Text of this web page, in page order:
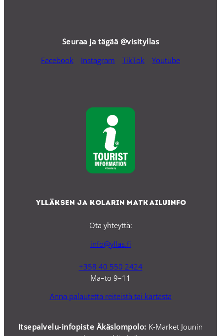
Seuraa ja tägää @visityllas
Facebook
Instagram TikTok Youtube
Ylläksen ja Kolarin matkailuinfo
Ota yhteyttä:
info@yllas.fi
+358 40 550 2424
Ma–to 9–11
Anna palautetta reiteistä tai kartasta
Itsepalvelu-infopiste Äkäslompolo: K-Market Jounin